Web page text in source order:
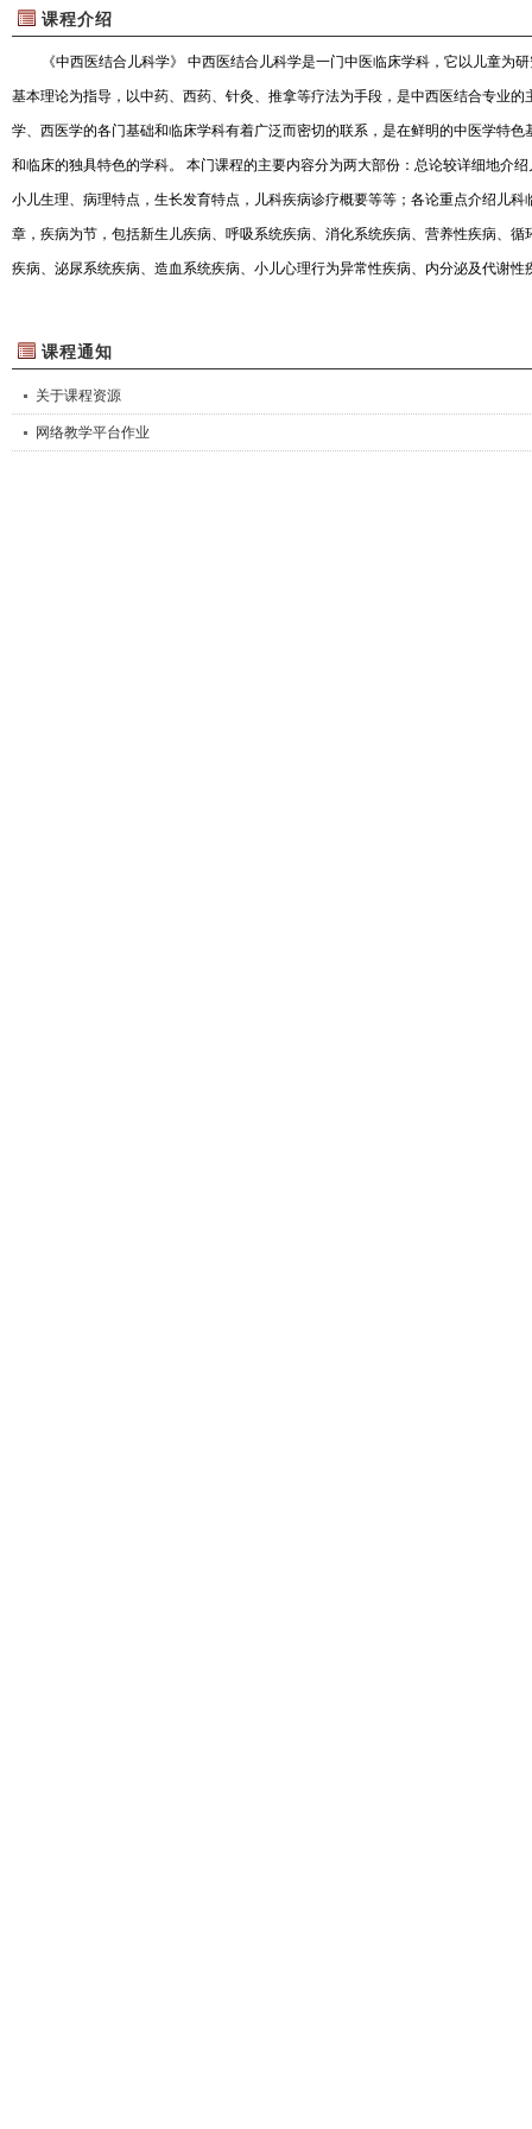
课程介绍
《中西医结合儿科学》 中西医结合儿科学是一门中医临床学科，它以儿童为
基本理论为指导，以中药、西药、针灸、推拿等疗法为手段，是中西医结合专业的
学、西医学的各门基础和临床学科有着广泛而密切的联系，是在鲜明的中医学特色
和临床的独具特色的学科。 本门课程的主要内容分为两大部份：总论较详细地介
小儿生理、病理特点，生长发育特点，儿科疾病诊疗概要等等；各论重点介绍儿科
章，疾病为节，包括新生儿疾病、呼吸系统疾病、消化系统疾病、营养性疾病、循
疾病、泌尿系统疾病、造血系统疾病、小儿心理行为异常性疾病、内分泌及代谢性
方案等基本技能，形成临床诊疗疾病的思路与方法，能胜任儿科常见病的诊疗。
业该课程的总学时安排为 104学时，其中授课 72 学时、实验32学时，教学时除由
课件、录像、幻灯、图表等多种手段，自学、讨论等多种形式，并安排临床见习
课程通知
关于课程资源
网络教学平台作业